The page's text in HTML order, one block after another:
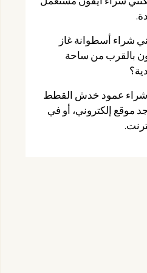
شراء أسطوانة غاز
بالقرب من ساحة
عمود خدش القطط
موقع إلكتروني، أو في